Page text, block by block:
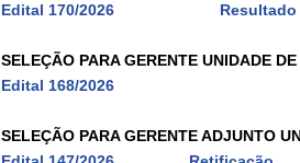
Edital 170/2026
Resultado
SELEÇÃO PARA GERENTE UNIDADE
Edital 168/2026
SELEÇÃO PARA GERENTE ADJUNTO